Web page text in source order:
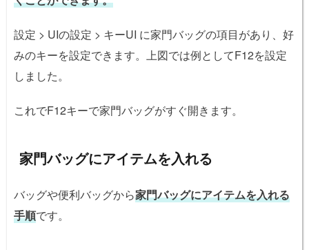
設定 > UIの設定 > キーUI に家門バッグの項目があり、好
みのキーを設定できます。上図では例としてF12を設定
しました。
これでF12キーで家門バッグがすぐ開きます。
家門バッグにアイテムを入れる
バッグや便利バッグから家門バッグにアイテムを入れる
手順です。